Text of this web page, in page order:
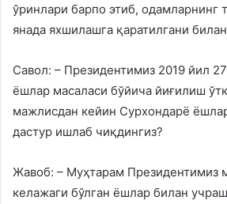
ўринлари барпо этиб, одамларнинг
янада яхшилашга қаратилгани
Савол: – Президентимиз 2019 йил
ёшлар масаласи бўйича йиғилиш
мажлисдан кейин Сурхондарё
дастур ишлаб чиқдингиз?
Жавоб: – Муҳтарам Президентимиз
келажаги бўлган ёшлар билан